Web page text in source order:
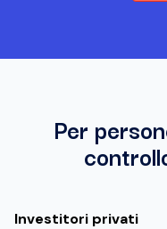
Per
Investitori privati